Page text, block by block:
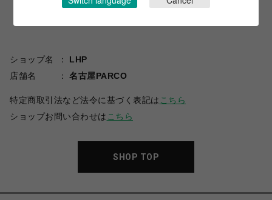
ショップ名
LHP
店舗名
名古屋PARCO
特定商取引法など法令に基づく表記は こちら
ショップお問い合わせは こちら
SHOP TOP